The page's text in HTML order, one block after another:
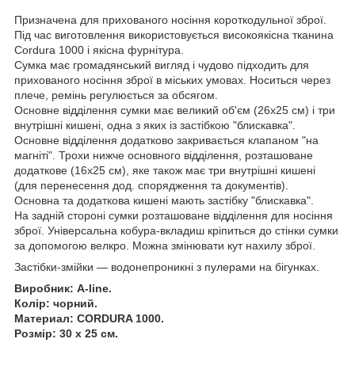
Призначена для прихованого носіння короткодульної зброї.
Під час виготовлення використовується високоякісна тканина
Cordura 1000 і якісна фурнітура.
Сумка має громадянський вигляд і чудово підходить для
прихованого носіння зброї в міських умовах. Носиться через
плече, ремінь регулюється за обсягом.
Основне відділення сумки має великий об'єм (26х25 см) і три
внутрішні кишені, одна з яких із застібкою "блискавка".
Основне відділення додатково закривається клапаном "на
магніті". Трохи нижче основного відділення, розташоване
додаткове (16х25 см), яке також має три внутрішні кишені
(для перенесення дод. спорядження та документів).
Основна та додаткова кишені мають застібку "блискавка".
На задній стороні сумки розташоване відділення для носіння
зброї. Універсальна кобура-вкладиш кріпиться до стінки сумки
за допомогою велкро. Можна змінювати кут нахилу зброї.
Застібки-змійки — водонепроникні з пулерами на бігунках.
Виробник: A-line.
Колір: чорний.
Материал: CORDURA 1000.
Розмір: 30 х 25 см.